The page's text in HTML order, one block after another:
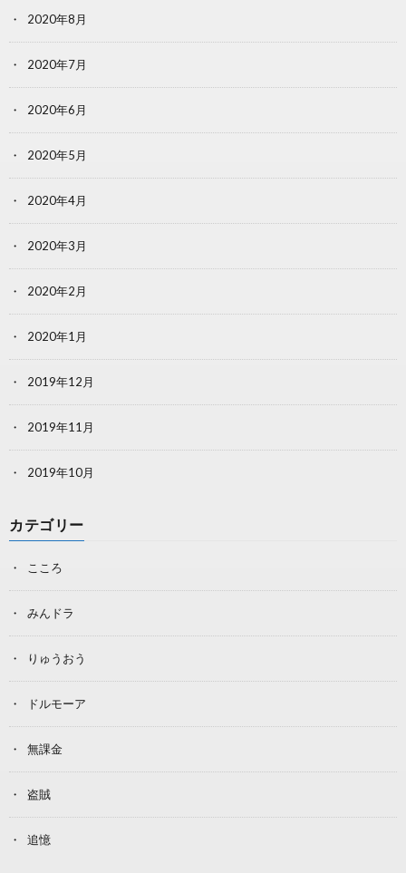
2020年8月
2020年7月
2020年6月
2020年5月
2020年4月
2020年3月
2020年2月
2020年1月
2019年12月
2019年11月
2019年10月
カテゴリー
こころ
みんドラ
りゅうおう
ドルモーア
無課金
盗賊
追憶